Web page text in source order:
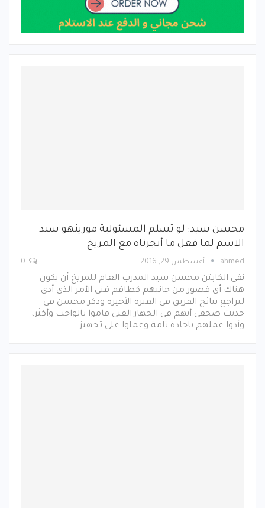
محسن سيد: لو تسلم المسئولية مورينهو سيد
الاسم لما فعل ما أنجزناه مع المريخ
ahmed أغسطس 29, 2016
نفى الكابتن محسن سيد المدرب العام للمريخ أن يكون
هناك أي قصور من جانبهم كطاقم فني الأمر الذي أدى
لتراجع نتائج الفريق في الفترة الأخيرة وذكر محسن في
حديث صحفي أنهم في الجهاز الفني قاموا بالواجب وأكثر،
وأدوا عملهم باجادة تامة وعملوا على تجهيز…